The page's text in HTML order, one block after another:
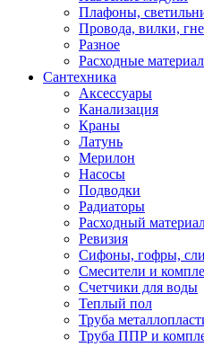
Плафоны,
Провода, вилки,
Разное
Расходные
Сантехника
Аксессуары
Канализация
Краны
Латунь
Мерилон
Насосы
Подводки
Радиаторы
Расходный
Ревизия
Сифоны, гофры,
Смесители и
Счетчики для воды
Теплый пол
Труба
Труба ППР и